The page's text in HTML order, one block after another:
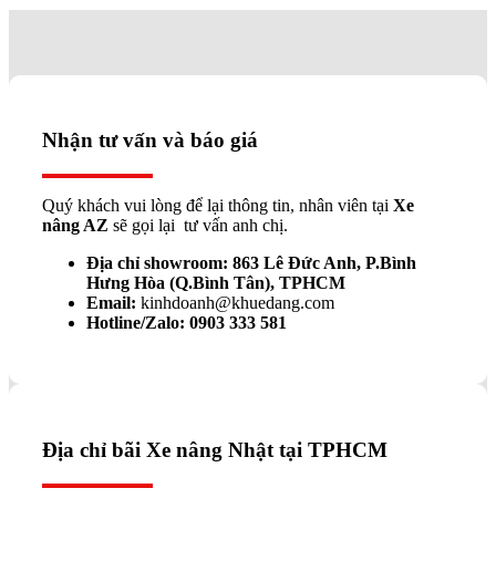
Nhận tư vấn và báo giá
Quý khách vui lòng để lại thông tin, nhân viên tại Xe
nâng AZ sẽ gọi lại tư vấn anh chị.
Địa chỉ showroom: 863 Lê Đức Anh, P.Bình
Hưng Hòa (Q.Bình Tân), TPHCM
Email: kinhdoanh@khuedang.com
Hotline/Zalo: 0903 333 581
Địa chỉ bãi Xe nâng Nhật tại TPHCM